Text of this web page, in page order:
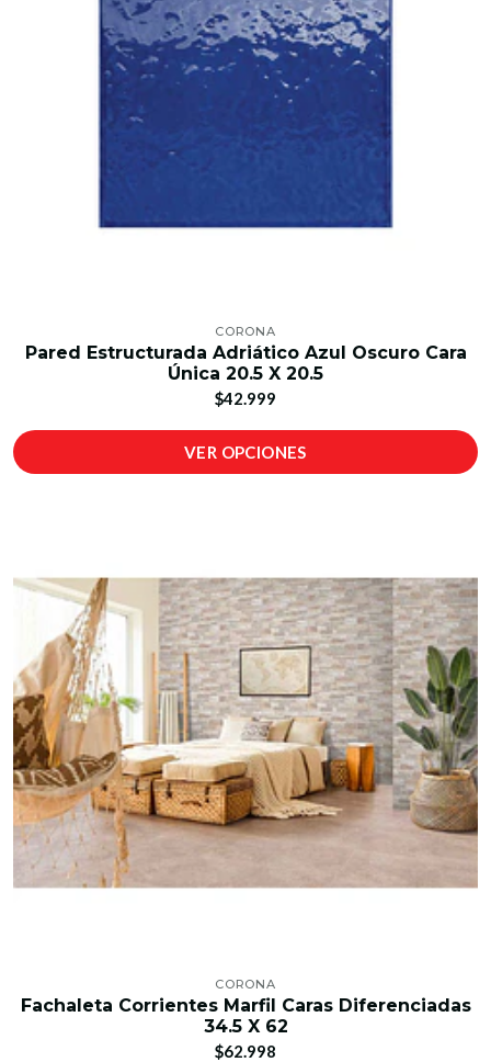
CORONA
Pared Estructurada Adriático Azul Oscuro Cara
Única 20.5 X 20.5
$42.999
VER OPCIONES
CORONA
Fachaleta Corrientes Marfil Caras Diferenciadas
34.5 X 62
$62.998